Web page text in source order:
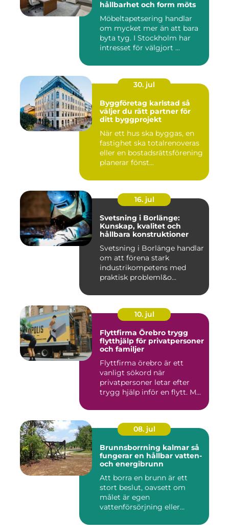
hållbarhet och form möts
Möbeltapetsering handlar
om mycket mer än att bara
byta tyg. I Stockholm har
intresset för välgjort ...
30. jul
Byggföretag karlstad så
väljer du rätt partner för
ditt byggprojekt
När ett hus ska byggas, en
fastighet ska totalrenoveras
eller en bostadsrättsförening
planerar fönst...
16. jul
Svetsning i Borlänge:
Kunskap, kvalitet och
hållbara konstruktioner
Svetsning i Borlänge handlar
om att förena stark
industrikompetens med
praktisk probleml&o...
10. jul
Flyttfirma Örebro trygg
flytthjälp för privatpersoner
och familjer
Flyttfirma örebro är ett
vanligt sökord när
privatpersoner letar efter
trygg hjälp inför en flytt. M...
08. jul
Brunnsborrning kalmar så
fungerar en hållbar vatten-
och energibrunn
Att borra en brunn är ett
stort beslut, oavsett om
målet är egen
vattenförsörjning eller